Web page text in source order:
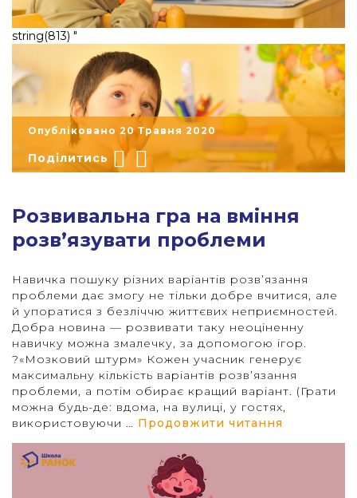
string(813) "
"
Опубліковано 20 Травня 2020
Поділитись
​​Розвивальна гра на вміння
розв’язувати проблеми
Навичка пошуку різних варіантів розв’язання
проблеми дає змогу не тільки добре вчитися, але
й упоратися з безліччю життєвих неприємностей.
Добра новина — розвивати таку неоціненну
навичку можна змалечку, за допомогою ігор.
?«Мозковий штурм» Кожен учасник генерує
максимальну кількість варіантів розв’язання
проблеми, а потім обирає кращий варіант. (Грати
можна будь-де: вдома, на вулиці, у гостях,
використовуючи … Продовжити читання